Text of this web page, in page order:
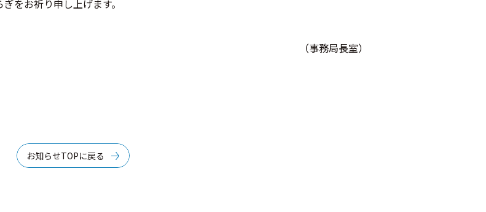
をお祈り申し上げます。
（事務局長室）
お知らせTOPに戻る